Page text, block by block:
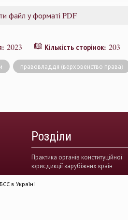
файл у форматі PDF
2023 Кількість сторінок: 203
правовладдя (верховенство права)
Розділи
Практика органів конституційної
юрисдикції зарубіжних країн
в Україні